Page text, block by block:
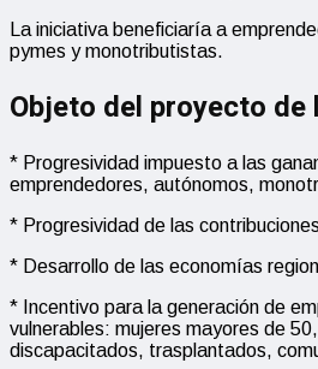
La iniciativa beneficiaría a
pymes y monotributistas.
Objeto del proyecto de
* Progresividad impuesto a las
emprendedores, autónomos,
* Progresividad de las
* Desarrollo de las economías
* Incentivo para la generación de
vulnerables: mujeres mayores de
discapacitados, trasplantados,